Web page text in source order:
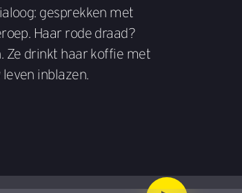
gesprekken met
Haar rode draad?
Ze drinkt haar koffie met
inblazen.